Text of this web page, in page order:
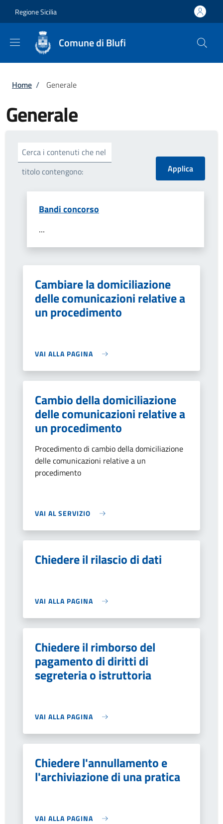
Regione Sicilia
Comune di Blufi
Briciole di pane
Home / Generale
Generale
Cerca i contenuti che nel
titolo contengono:
Bandi concorso
...
Cambiare la domiciliazione
delle comunicazioni relative a
un procedimento
VAI ALLA PAGINA
Cambio della domiciliazione
delle comunicazioni relative a
un procedimento
Procedimento di cambio della domiciliazione
delle comunicazioni relative a un
procedimento
VAI AL SERVIZIO
Chiedere il rilascio di dati
VAI ALLA PAGINA
Chiedere il rimborso del
pagamento di diritti di
segreteria o istruttoria
VAI ALLA PAGINA
Chiedere l'annullamento e
l'archiviazione di una pratica
VAI ALLA PAGINA